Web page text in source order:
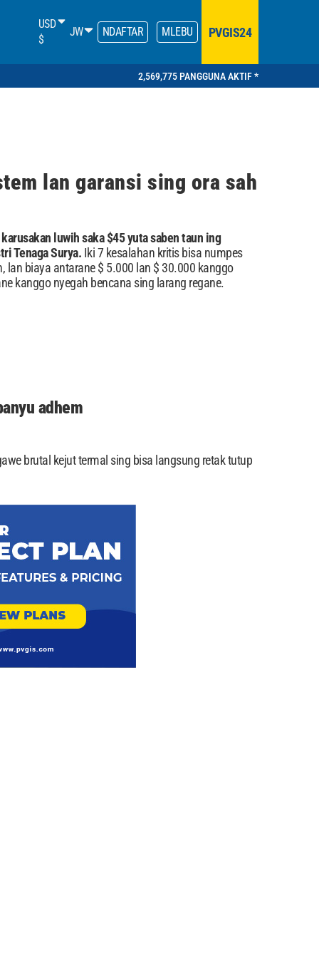
USD
$
JW NDAFTAR MLEBU PVGIS24
2,569,775 PANGGUNA AKTIF *
lan garansi sing ora sah
luwih saka $45 yuta saben taun ing
Tenaga Surya. Iki 7 kesalahan kritis bisa numpes
lan biaya antarane $ 5.000 lan $ 30.000 kanggo
kanggo nyegah bencana sing larang regane.
adhem
brutal kejut termal sing bisa langsung retak tutup